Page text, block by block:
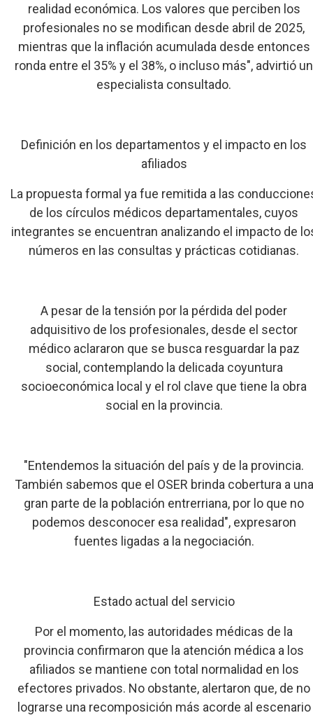
realidad económica. Los valores que perciben los
profesionales no se modifican desde abril de 2025,
mientras que la inflación acumulada desde entonces
ronda entre el 35% y el 38%, o incluso más", advirtió un
especialista consultado.
Definición en los departamentos y el impacto en los
afiliados
La propuesta formal ya fue remitida a las
de los círculos médicos departamentales, cuyos
integrantes se encuentran analizando el impacto de
números en las consultas y prácticas cotidianas.
A pesar de la tensión por la pérdida del poder
adquisitivo de los profesionales, desde el sector
médico aclararon que se busca resguardar la paz
social, contemplando la delicada coyuntura
socioeconómica local y el rol clave que tiene la obra
social en la provincia.
"Entendemos la situación del país y de la provincia.
También sabemos que el OSER brinda cobertura a una
gran parte de la población entrerriana, por lo que no
podemos desconocer esa realidad", expresaron
fuentes ligadas a la negociación.
Estado actual del servicio
Por el momento, las autoridades médicas de la
provincia confirmaron que la atención médica a los
afiliados se mantiene con total normalidad en los
efectores privados. No obstante, alertaron que, de no
lograrse una recomposición más acorde al escenario